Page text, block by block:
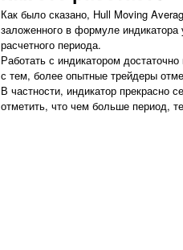
Как было сказано, Hull Moving
заложенного в формуле
расчетного периода.
Работать с индикатором
с тем, более опытные трейдеры
В частности, индикатор прекрасно
отметить, что чем больше период,